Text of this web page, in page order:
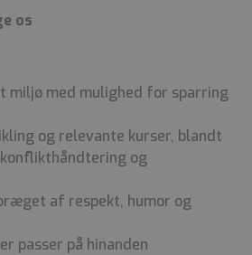
os
med mulighed for sparring
og relevante kurser, blandt
og
af respekt, humor og
passer på hinanden